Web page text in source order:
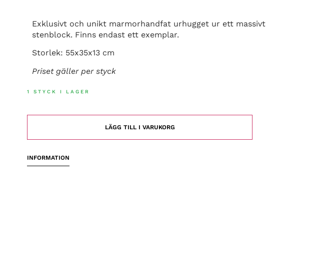
Exklusivt och unikt marmorhandfat urhugget ur ett massivt
stenblock. Finns endast ett exemplar.
Storlek: 55x35x13 cm
Priset gäller per styck
1 STYCK I LAGER
LÄGG TILL I VARUKORG
INFORMATION